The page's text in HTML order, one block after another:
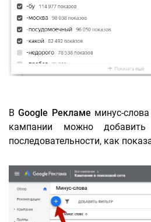
ВGoogle Рекламе минус-
кампании можно
последовательности, как